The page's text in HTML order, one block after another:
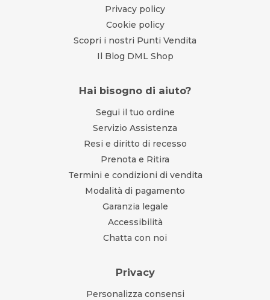
Privacy policy
Cookie policy
Scopri i nostri Punti Vendita
Il Blog DML Shop
Hai bisogno di aiuto?
Segui il tuo ordine
Servizio Assistenza
Resi e diritto di recesso
Prenota e Ritira
Termini e condizioni di vendita
Modalità di pagamento
Garanzia legale
Accessibilità
Chatta con noi
Privacy
Personalizza consensi